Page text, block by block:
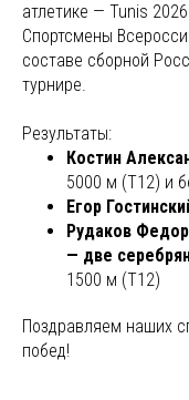
атлетике — Tunis
Спортсмены
составе сборной
турнире.
Результаты:
Костин
5000 м (Т12) и
Егор
Рудаков Федор
— две
1500 м (Т12)
Поздравляем наших
побед!